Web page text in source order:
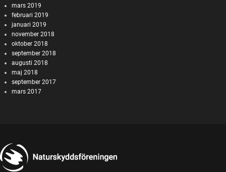
mars 2019
februari 2019
januari 2019
november 2018
oktober 2018
september 2018
augusti 2018
maj 2018
september 2017
mars 2017